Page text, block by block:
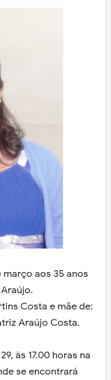
março aos 35 anos
Costa e mãe de:
Araújo Costa.
às 17.00 horas na
se encontrará